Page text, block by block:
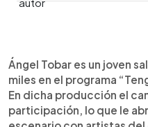
► Escuchar artículo
Ángel Tobar es un joven
miles en el programa
En dicha producción el
participación, lo que le